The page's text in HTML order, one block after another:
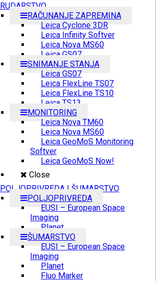
RUDARSTVO
RAČUNANJE ZAPREMINA
Leica Cyclone 3DR
Leica Infinity Softver
Leica Nova MS60
Leica GS07
SNIMANJE STANJA
Leica GS07
Leica FlexLine TS07
Leica FlexLine TS10
Leica TS13
MONITORING
Leica Nova TM60
Leica Nova MS60
Leica GeoMoS Monitoring
Softver
Leica GeoMoS Now!
Close
POLJOPRIVREDA I ŠUMARSTVO
POLJOPRIVREDA
EUSI – European Space
Imaging
Planet
ŠUMARSTVO
EUSI – European Space
Imaging
Planet
Fluo Marker